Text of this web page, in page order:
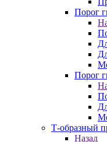
Порог
Порог
Т-образный
Назад